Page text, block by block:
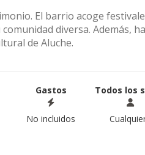
El barrio acoge
diversa. Además,
de Aluche.
Gastos
No incluidos
Todos los